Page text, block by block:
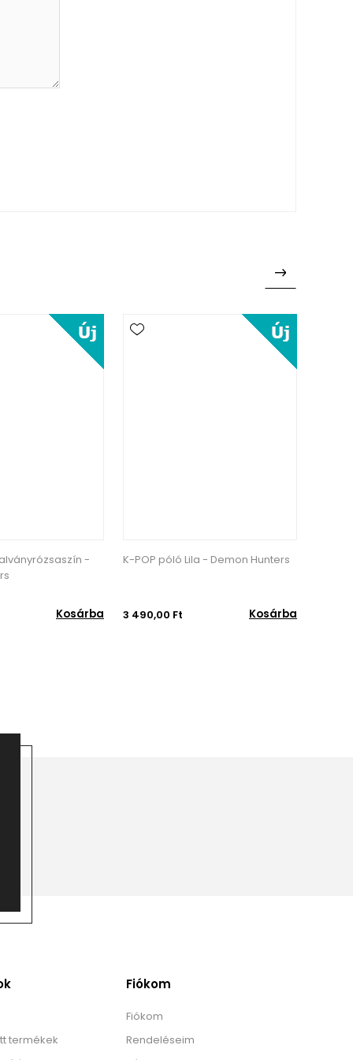
- Demon Hunters
Kosárba
K-POP póló Fehér - Demon
3 490,00 Ft Kosárba
termékek
Fiókom
Fiókom
Rendeléseim